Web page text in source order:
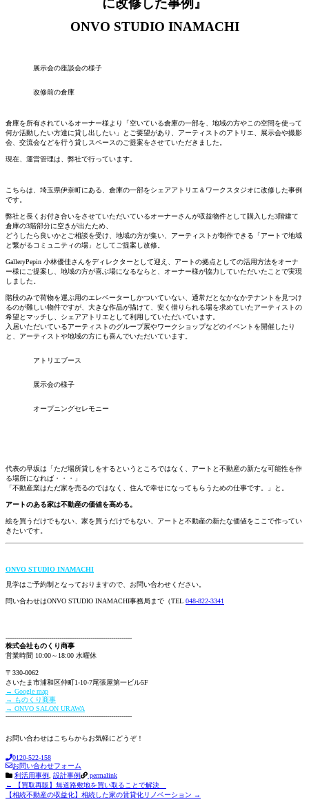
に改修した事例』
ONVO STUDIO INAMACHI
展示会の座談会の様子
改修前の倉庫
倉庫を所有されているオーナー様より「空いている倉庫の一部を、地域の方やこの空間を使って
何か活動したい方達に貸し出したい」とご要望があり、アーティストのアトリエ、展示会や撮影
会、交流会などを行う貸しスペースのご提案をさせていただきました。
現在、運営管理は、弊社で行っています。
こちらは、埼玉県伊奈町にある、倉庫の一部をシェアアトリエ＆ワークスタジオに改修した事例
です。
弊社と長くお付き合いをさせていただいているオーナーさんが収益物件として購入した3階建て
倉庫の3階部分に空きが出たため、
どうしたら良いかとご相談を受け、地域の方が集い、アーティストが制作できる「アートで地域
と繋がるコミュニティの場」としてご提案し改修。
GalleryPepin 小林優佳さんをディレクターとして迎え、アートの拠点としての活用方法をオーナ
ー様にご提案し、地域の方が喜ぶ場になるならと、オーナー様が協力していただいたことで実現
しました。
階段のみで荷物を運ぶ用のエレベーターしかついていない、通常だとなかなかテナントを見つけ
るのが難しい物件ですが、大きな作品が描けて、安く借りられる場を求めていたアーティストの
希望とマッチし、シェアアトリエとして利用していただいています。
入居いただいているアーティストのグループ展やワークショップなどのイベントを開催したり
と、アーティストや地域の方にも喜んでいただいています。
アトリエブース
展示会の様子
オープニングセレモニー
代表の早坂は「ただ場所貸しをするというところではなく、アートと不動産の新たな可能性を作
る場所になれば・・・」
「不動産業はただ家を売るのではなく、住んで幸せになってもらうための仕事です。」と。
アートのある家は不動産の価値を高める。
絵を買うだけでもない、家を買うだけでもない、アートと不動産の新たな価値をここで作ってい
きたいです。
ONVO STUDIO INAMACHI
見学はご予約制となっておりますので、お問い合わせください。
問い合わせはONVO STUDIO INAMACHI事務局まで（TEL 048-822-3341
-------------------------------------------------------------
株式会社ものくり商事
営業時間 10:00～18:00 水曜休
〒330-0062
さいたま市浦和区仲町1-10-7尾張屋第一ビル5F
→ Google map
→ ものくり商事
→ ONVO SALON URAWA
-------------------------------------------------------------
お問い合わせはこちらからお気軽にどうぞ！
0120-522-158
お問い合わせフォーム
利活用事例
設計事例 permalink
Post
navigation
←
【買取再販】無道路敷地を買い取ることで解決
【相続不動産の収益化】相続した家の賃貸化リノベーション →